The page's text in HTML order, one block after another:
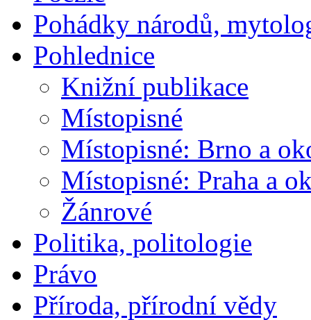
Pohádky národů,
Pohlednice
Knižní publikace
Místopisné
Místopisné: Brno a
Místopisné: Praha a
Žánrové
Politika, politologie
Právo
Příroda, přírodní vědy